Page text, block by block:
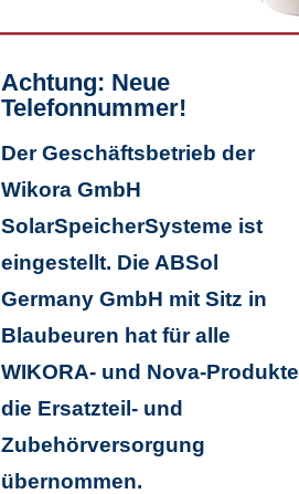
Achtung: Neue
Telefonnummer!
Der Geschäftsbetrieb der
Wikora GmbH
SolarSpeicherSysteme ist
eingestellt. Die ABSol
Germany GmbH mit Sitz in
Blaubeuren hat für alle
WIKORA- und Nova-Produkte
die Ersatzteil- und
Zubehörversorgung
übernommen.